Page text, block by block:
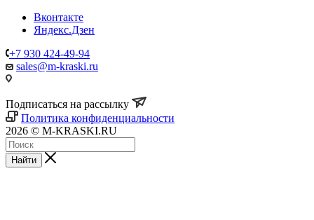
Вконтакте
Яндекс.Дзен
+7 930 424-49-94
sales@m-kraski.ru
Подписаться на рассылку
Политика конфиденциальности
2026 © M-KRASKI.RU
Найти